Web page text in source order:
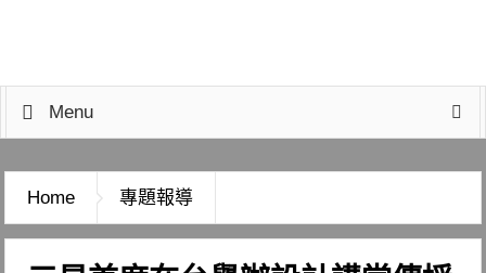
Menu
Home 專題報導